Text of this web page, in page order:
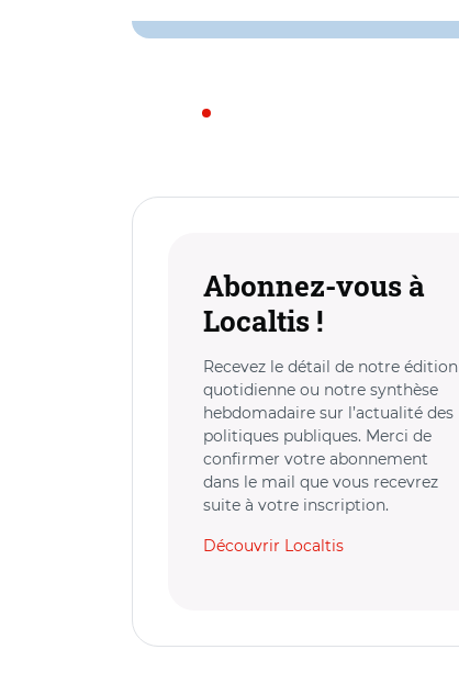
Abonnez-vous à
Localtis !
Recevez le détail de notre édition
quotidienne ou notre synthèse
hebdomadaire sur l’actualité des
politiques publiques. Merci de
confirmer votre abonnement
dans le mail que vous recevrez
suite à votre inscription.
Découvrir Localtis